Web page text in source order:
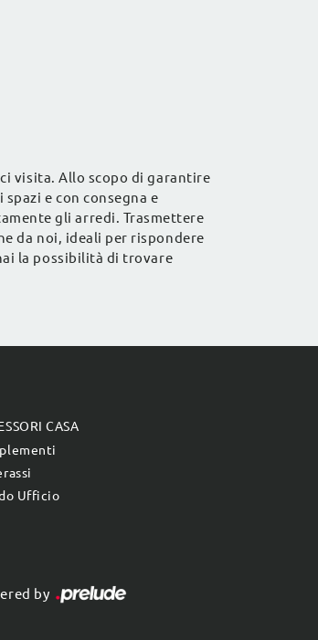
visita. Allo scopo di garantire
e con consegna e
gli arredi. Trasmettere
da noi, ideali per rispondere
la possibilità di trovare
CASA
Ufficio
by